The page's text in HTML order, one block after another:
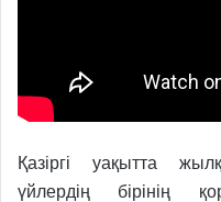
Қазіргі уақытта
үйлердің бірінің